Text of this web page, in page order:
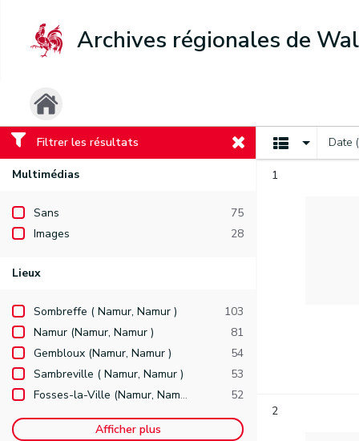
Archives régionales de
Filtrer les résultats
Multimédias
Sans
75
Images
28
Lieux
Sombreffe ( Namur, Namur )
103
Namur (Namur, Namur )
81
Gembloux (Namur, Namur )
54
Sambreville ( Namur, Namur )
53
Fosses-la-Ville (Namur, Namur )
52
Afficher plus
Date
1
2